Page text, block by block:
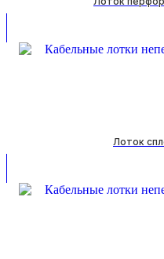
Лоток